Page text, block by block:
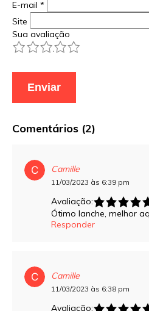
E-mail *
Site
Sua avaliação
5
4
3
2
Comentários (2)
Camille
11/03/2023 às 6:39 pm
Avaliação:
Ótimo lanche, melhor
Responder
Camille
11/03/2023 às 6:38 pm
Avaliação: